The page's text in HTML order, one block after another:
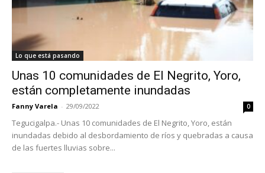
Lo que está pasando
Unas 10 comunidades de El Negrito, Yoro,
están completamente inundadas
Fanny Varela - 29/09/2022 0
Tegucigalpa.- Unas 10 comunidades de El Negrito, Yoro, están
inundadas debido al desbordamiento de ríos y quebradas a causa
de las fuertes lluvias sobre...